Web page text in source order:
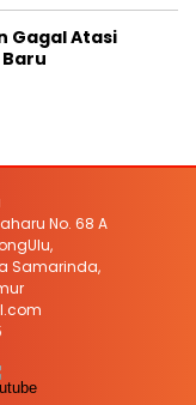
Gagal Atasi
No. 68 A
Samarinda,